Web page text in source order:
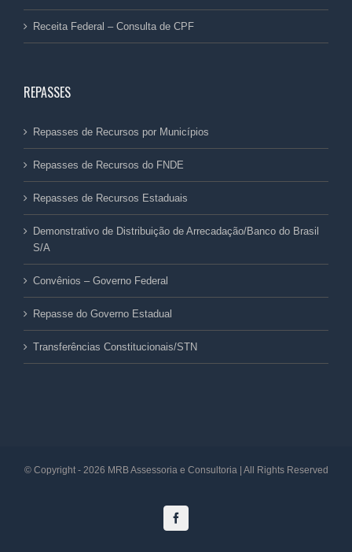
Receita Federal – Consulta de CPF
REPASSES
Repasses de Recursos por Municípios
Repasses de Recursos do FNDE
Repasses de Recursos Estaduais
Demonstrativo de Distribuição de Arrecadação/Banco do Brasil
S/A
Convênios – Governo Federal
Repasse do Governo Estadual
Transferências Constitucionais/STN
© Copyright - 2026 MRB Assessoria e Consultoria | All Rights Reserved